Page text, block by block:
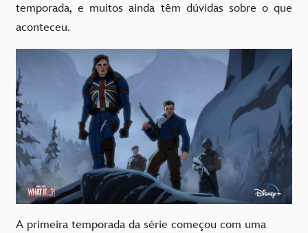
temporada, e muitos ainda têm dúvidas sobre o que
aconteceu.
A primeira temporada da série começou com uma